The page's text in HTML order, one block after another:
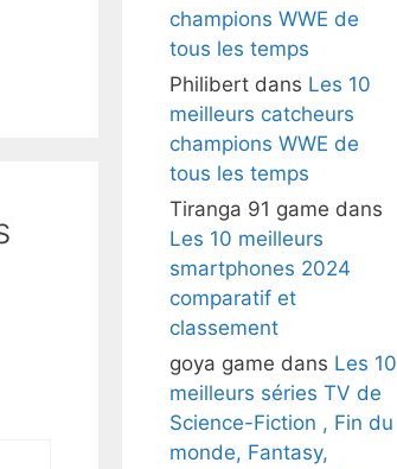
champions WWE de
tous les temps
Philibert dans Les 10
meilleurs catcheurs
champions WWE de
tous les temps
Tiranga 91 game dans
Les 10 meilleurs
smartphones 2024
comparatif et
classement
goya game dans Les 10
meilleurs séries TV de
Science-Fiction , Fin du
monde, Fantasy,